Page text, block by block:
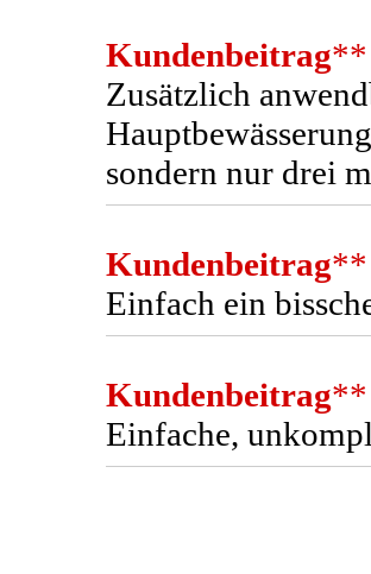
Kundenbeitrag**
Zusätzlich
sondern nur drei
Kundenbeitrag**
Einfach ein
Kundenbeitrag**
Einfache,